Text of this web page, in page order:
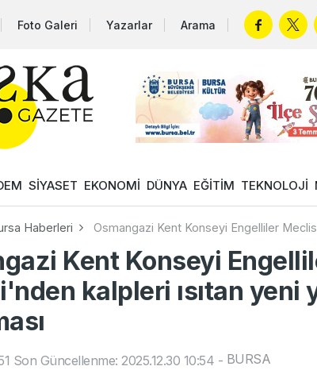
Foto Galeri Yazarlar Arama
SİYASET EKONOMİ DÜNYA EĞİTİM TEKNOLOJİ
Haberleri Osmangazi Kent Konseyi Engelliler
Kent Konseyi
kalpleri ısıtan yeni
Son Güncellenme: 2025.12.30 10:54 - BURSA